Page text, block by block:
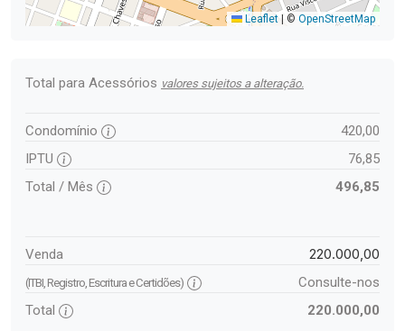
Leaflet | © OpenStreetMap
Total para Acessórios valores sujeitos a alteração.
Condomínio
420,00
IPTU
76,85
Total / Mês
496,85
Venda 220.000,00
(ITBI, Registro, Escritura e Certidões)
Consulte-nos
Total
220.000,00